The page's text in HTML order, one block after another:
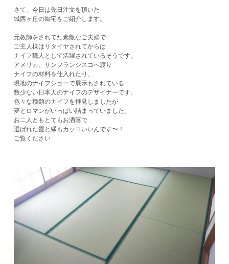
さて、今日は先日注文を頂いた
城西ヶ丘の御宅をご紹介します。
元教師をされてた素敵なご夫婦で
ご主人様はリタイヤされてからは
ナイフ職人として活躍されているそうです。
アメリカ、サンフランシスコへ渡り
ナイフの材料を仕入れたり、
現地のナイフショーで展示もされている
数少ない日本人のナイフのデザイナーです。
色々な種類のナイフを拝見しましたが
夢とロマンがいっぱい詰まっていました。
お二人ともとてもお洒落で
選ばれた畳と縁もカッコいいんです〜！
ご覧ください